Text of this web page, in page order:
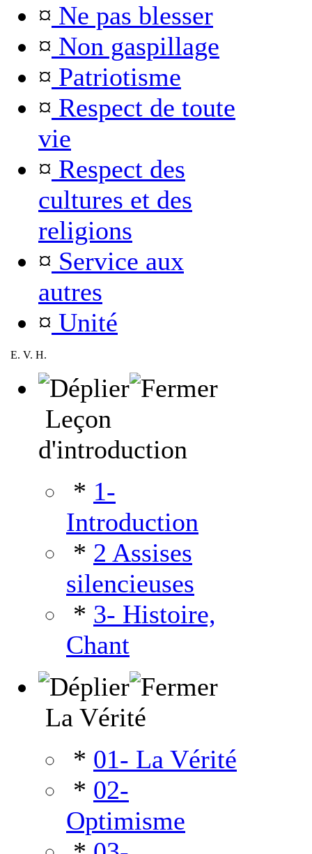
¤ Ne pas blesser
¤ Non gaspillage
¤ Patriotisme
¤ Respect de toute
vie
¤ Respect des
cultures et des
religions
¤ Service aux
autres
¤ Unité
E. V. H.
Leçon
d'introduction
* 1-
Introduction
* 2 Assises
silencieuses
* 3- Histoire,
Chant
La Vérité
* 01- La Vérité
* 02-
Optimisme